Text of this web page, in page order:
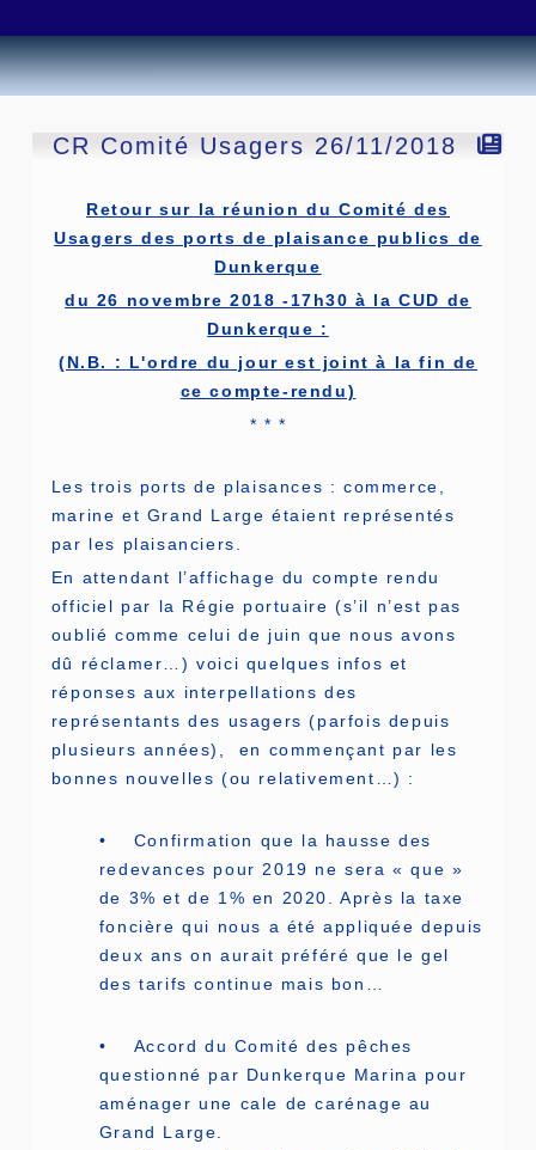
CR Comité Usagers 26/11/2018
Retour sur la réunion du Comité des
Usagers des ports de plaisance publics de
Dunkerque
du 26 novembre 2018 -17h30 à la CUD de
Dunkerque :
(N.B. : L'ordre du jour est joint à la fin de
ce compte-rendu)
* * *
Les trois ports de plaisances : commerce,
marine et Grand Large étaient représentés
par les plaisanciers.
En attendant l’affichage du compte rendu
officiel par la Régie portuaire (s’il n’est pas
oublié comme celui de juin que nous avons
dû réclamer…) voici quelques infos et
réponses aux interpellations des
représentants des usagers (parfois depuis
plusieurs années), en commençant par les
bonnes nouvelles (ou relativement…) :
• Confirmation que la hausse des
redevances pour 2019 ne sera « que »
de 3% et de 1% en 2020. Après la taxe
foncière qui nous a été appliquée depuis
deux ans on aurait préféré que le gel
des tarifs continue mais bon…
• Accord du Comité des pêches
questionné par Dunkerque Marina pour
aménager une cale de carénage au
Grand Large.